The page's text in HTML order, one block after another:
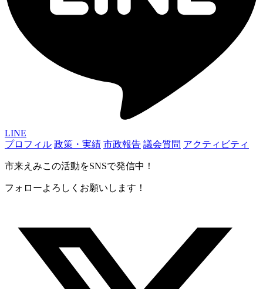
LINE
プロフィル 政策・実績 市政報告 議会質問 アクティビティ
市来えみこの活動をSNSで発信中！
フォローよろしくお願いします！